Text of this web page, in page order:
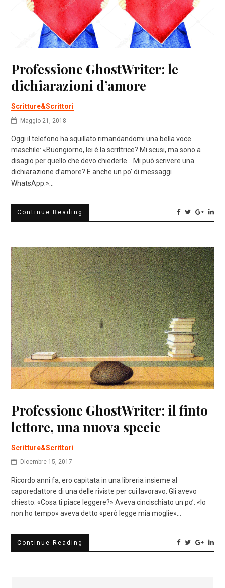
Professione GhostWriter: le
dichiarazioni d’amore
Scritture&Scrittori
Maggio 21, 2018
Oggi il telefono ha squillato rimandandomi una bella voce
maschile: «Buongiorno, lei è la scrittrice? Mi scusi, ma sono a
disagio per quello che devo chiederle… Mi può scrivere una
dichiarazione d’amore? E anche un po’ di messaggi
WhatsApp.»…
Continue Reading
Professione GhostWriter: il finto
lettore, una nuova specie
Scritture&Scrittori
Dicembre 15, 2017
Ricordo anni fa, ero capitata in una libreria insieme al
caporedattore di una delle riviste per cui lavoravo. Gli avevo
chiesto: «Cosa ti piace leggere?» Aveva cincischiato un po’: «Io
non ho tempo» aveva detto «però legge mia moglie»…
Continue Reading